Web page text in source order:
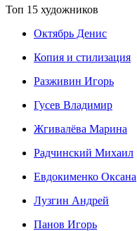
Топ 15 художников
Октябрь Денис
Копия и стилизация
Разживин Игорь
Гусев Владимир
Жгивалёва Марина
Радчинский Михаил
Евдокименко Оксана
Лузгин Андрей
Панов Игорь